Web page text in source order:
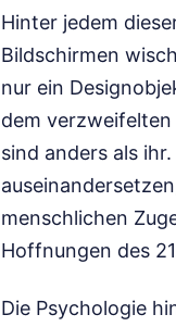
Hinter jedem
Bildschirmen
nur ein
dem verzweifelten
sind anders als
menschlichen
Hoffnungen des
Die Psychologie